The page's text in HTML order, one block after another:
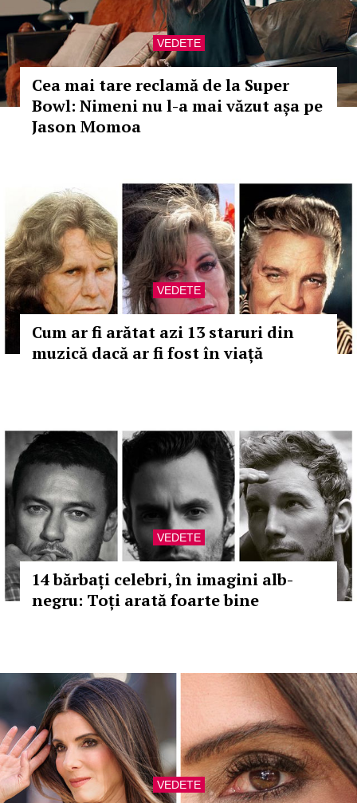
VEDETE
Cea mai tare reclamă de la Super
Bowl: Nimeni nu l-a mai văzut așa pe
Jason Momoa
VEDETE
Cum ar fi arătat azi 13 staruri din
muzică dacă ar fi fost în viață
VEDETE
14 bărbați celebri, în imagini alb-
negru: Toți arată foarte bine
VEDETE